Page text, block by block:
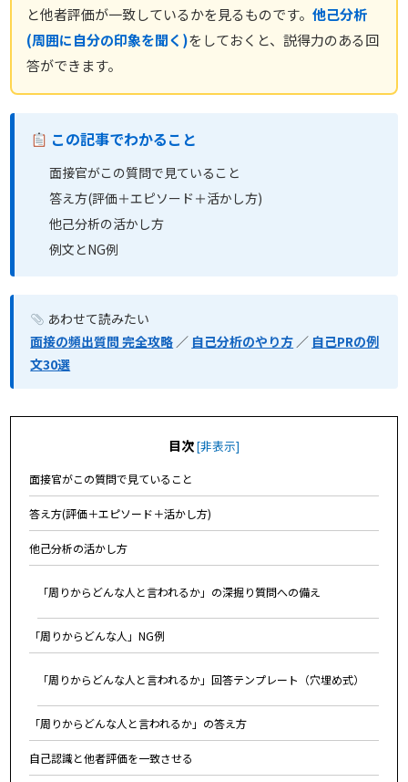
と他者評価が一致しているかを見るものです。他己分析
(周囲に自分の印象を聞く)をしておくと、説得力のある回
答ができます。
この記事でわかること
面接官がこの質問で見ていること
答え方(評価＋エピソード＋活かし方)
他己分析の活かし方
例文とNG例
あわせて読みたい
面接の頻出質問 完全攻略 ／ 自己分析のやり方 ／ 自己PRの例
文30選
目次[非表示]
面接官がこの質問で見ていること
答え方(評価＋エピソード＋活かし方)
他己分析の活かし方
「周りからどんな人と言われるか」の深掘り質問への備え
「周りからどんな人」NG例
「周りからどんな人と言われるか」回答テンプレート（穴埋め式）
「周りからどんな人と言われるか」の答え方
自己認識と他者評価を一致させる